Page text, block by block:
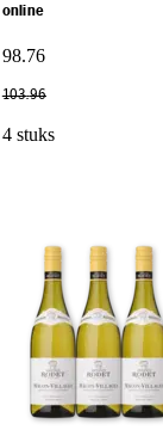
online
98.76
103.96
4 stuks